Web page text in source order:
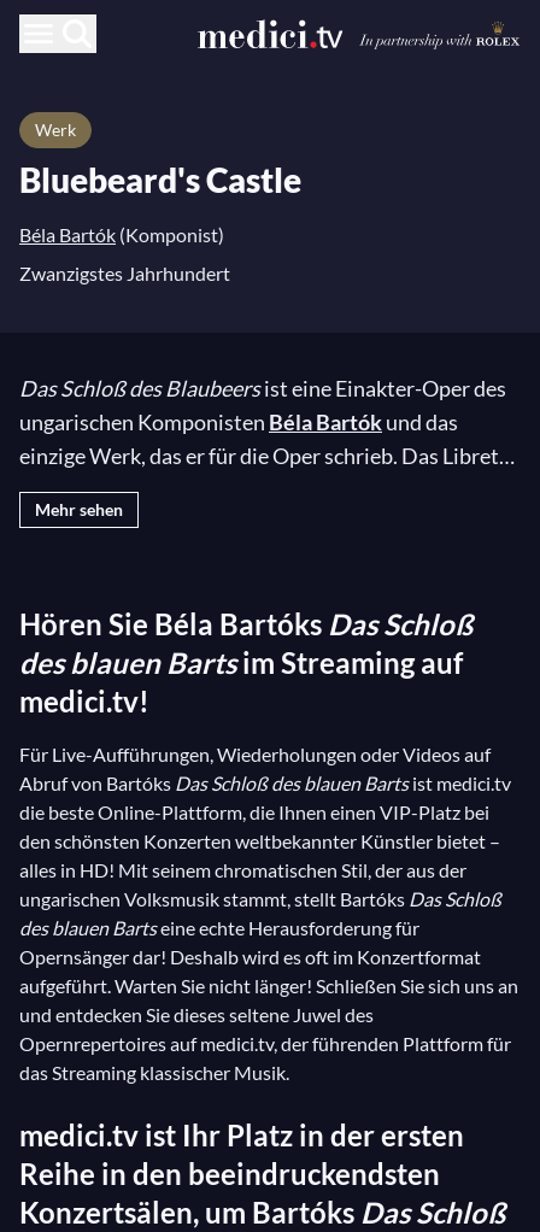
Werk
Bluebeard's Castle
Béla Bartók (Komponist)
Zwanzigstes Jahrhundert
Das Schloß des Blaubeersist eine Einakter-Oper des
ungarischen Komponisten Béla Bartókund das
einzige Werk, das er für die Oper schrieb. Das Libretto
von Béla Balázs basiert auf der berühmten Geschichte
vonBlaubart
Dramatiker, dessen WerkPelléas et Mélisande
bereits einen anderen großen Komponisten inspiriert
hatte:Claude Debussy
zum Drama führt zu erzählerischen Veränderungen,
die das Publikum auf eine introspektive Reise
einladen, bei der Gewalt die Gestalt des Leidens
annimmt. So werden sowohl Blaubart als auch seine
Frau Judith, die einzigen beiden Gesangsrollen, zu
Symbolen der Selbstentdeckung.
Mehr sehen
Hören Sie Béla Bartóks Das Schloß
des blauen Bartsim Streaming auf
medici.tv!
Für Live-Aufführungen, Wiederholungen oder Videos auf
Abruf von Bartóks Das Schloß des blauen Bartsist medici.tv
die beste Online-Plattform, die Ihnen einen VIP-Platz bei
den schönsten Konzerten weltbekannter Künstler bietet –
alles in HD! Mit seinem chromatischen Stil, der aus der
ungarischen Volksmusik stammt, stellt Bartóks Das Schloß
des blauen Bartseine echte Herausforderung für
Opernsänger dar! Deshalb wird es oft im Konzertformat
aufgeführt. Warten Sie nicht länger! Schließen Sie sich uns an
und entdecken Sie dieses seltene Juwel des
Opernrepertoires auf medici.tv, der führenden Plattform für
das Streaming klassischer Musik.
medici.tv ist Ihr Platz in der ersten
Reihe in den beeindruckendsten
Konzertsälen, um Bartóks Das Schloß